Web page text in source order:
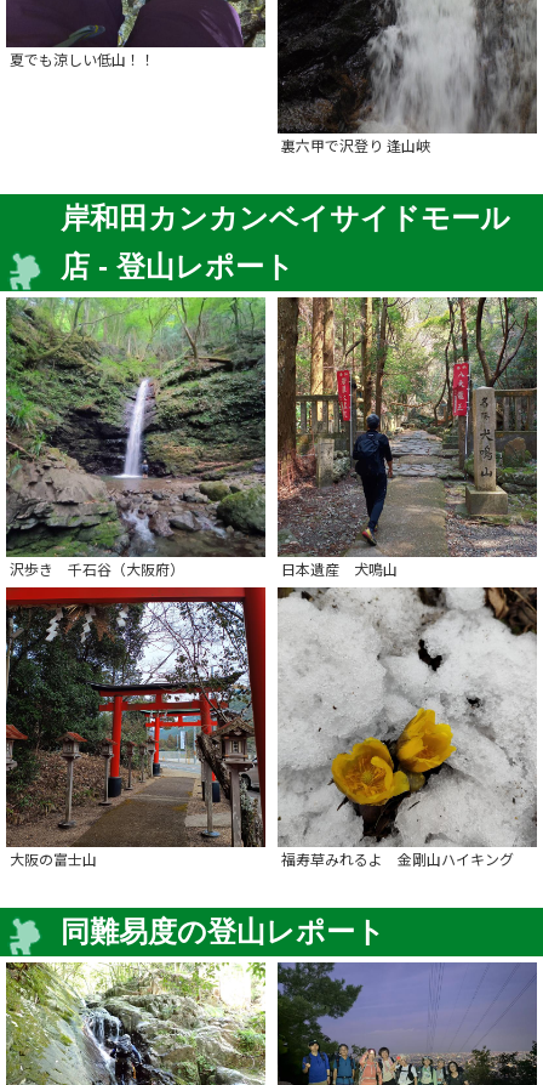
夏でも涼しい低山！！
裏六甲で沢登り 逢山峡
岸和田カンカンベイサイドモール
店 - 登山レポート
沢歩き 千石谷（大阪府） 日本遺産 犬鳴山
大阪の富士山 福寿草みれるよ 金剛山ハイキング
同難易度の登山レポート